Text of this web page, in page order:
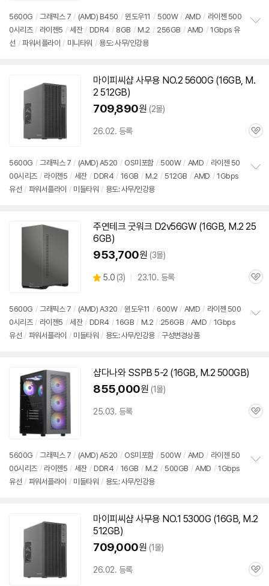
5600G / 그래픽스 7 / (AMD) B450 / 윈도우11 / 500W / AMD / 라이젠 500
0시리즈 / 라이젠5 / 세잔 / DDR4 / 8GB / M.2 / 256GB / AMD / 1Gbps 유
선 / 파워서플라이 / 미니타워 / 용도: 사무/인강용
마이피씨샵 사무용 NO.2 5600G (16GB, M.
2 512GB)
709,890원 (2몰)
26.02. 등록
관
5600G / 그래픽스 7 / (AMD) A520 / OS미포함 / 500W / AMD / 라이젠 50
00시리즈 / 라이젠5 / 세잔 / DDR4 / 16GB / M.2 / 512GB / AMD / 1Gbps
유선 / 파워서플라이 / 미들타워 / 용도: 사무/인강용
기
주연테크 굿워크 D2v56GW (16GB, M.2 25
6GB)
953,700원 (3몰)
별
5.0 (상
3) 23.10. 등록
관
5600G / 그래픽스 7 / (AMD) A320 / 윈도우11 / 600W / AMD / 라이젠 500
0시리즈 / 라이젠5 / 세잔 / DDR4 / 16GB / M.2 / 256GB / AMD / 1Gbps
유선 / 파워서플라이 / 미들타워 / 용도: 사무/인강용 / 구성변경상품
샵다나와 SSPB 5-2 (16GB, M.2 500GB)
855,000원 (1몰)
25.03. 등록
관
5600G / 그래픽스 7 / (AMD) A520 / OS미포함 / 500W / AMD / 라이젠 50
00시리즈 / 라이젠5 / 세잔 / DDR4 / 16GB / M.2 / 500GB / AMD / 1Gbps
유선 / 파워서플라이 / 미들타워 / 용도: 사무/인강용
기
마이피씨샵 사무용 NO.1 5300G (16GB, M.2
512GB)
709,000원 (1몰)
26.02. 등록
관